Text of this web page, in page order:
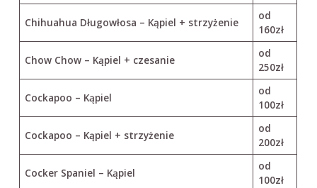
Chihuahua Długowłosa – Kąpiel + strzyżenie
od
160zł
Chow Chow – Kąpiel + czesanie
od
250zł
Cockapoo – Kąpiel
od
100zł
Cockapoo – Kąpiel + strzyżenie
od
200zł
Cocker Spaniel – Kąpiel
od
100zł